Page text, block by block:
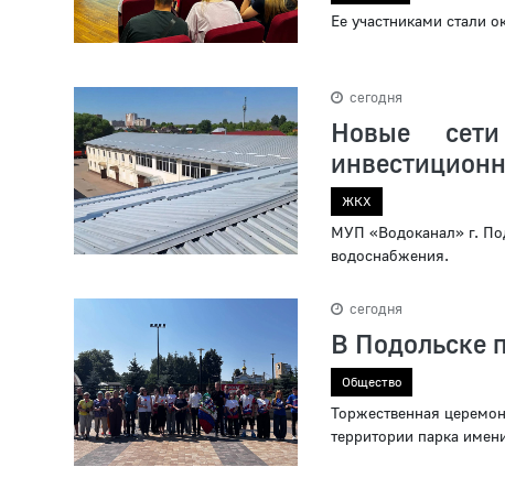
Ее участниками стали
сегодня
Новые
ЖКХ
МУП «Водоканал» г.
водоснабжения.
сегодня
В Подольске
Общество
Торжественная
территории парка